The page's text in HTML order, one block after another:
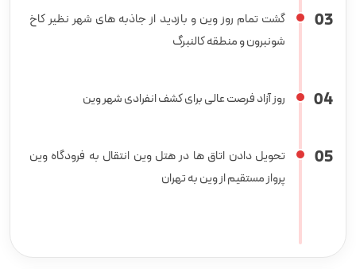
03
گشت تمام روز وین و بازدید از جاذبه های شهر نظیر کاخ
شونبرون و منطقه کالنبرگ
04 روز آزاد فرصت عالی برای کشف انفرادی شهر وین
05
تحویل دادن اتاق ها در هتل وین انتقال به فرودگاه وین
پرواز مستقیم از وین به تهران